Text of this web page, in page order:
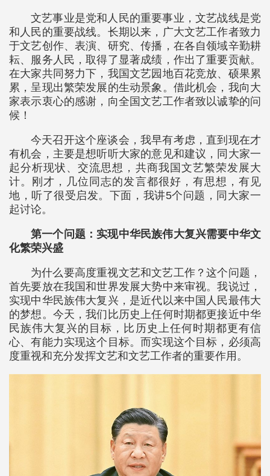
文艺事业是党和人民的重要事业，文艺战线是党
和人民的重要战线。长期以来，广大文艺工作者致力
于文艺创作、表演、研究、传播，在各自领域辛勤耕
耘、服务人民，取得了显著成绩，作出了重要贡献。
在大家共同努力下，我国文艺园地百花竞放、硕果累
累，呈现出繁荣发展的生动景象。借此机会，我向大
家表示衷心的感谢，向全国文艺工作者致以诚挚的问
候！
今天召开这个座谈会，我早有考虑，直到现在才
有机会，主要是想听听大家的意见和建议，同大家一
起分析现状、交流思想，共商我国文艺繁荣发展大
计。刚才，几位同志的发言都很好，有思想，有见
地，听了很受启发。下面，我讲5个问题，同大家一
起讨论。
第一个问题：实现中华民族伟大复兴需要中华文
化繁荣兴盛
为什么要高度重视文艺和文艺工作？这个问题，
首先要放在我国和世界发展大势中来审视。我说过，
实现中华民族伟大复兴，是近代以来中国人民最伟大
的梦想。今天，我们比历史上任何时期都更接近中华
民族伟大复兴的目标，比历史上任何时期都更有信
心、有能力实现这个目标。而实现这个目标，必须高
度重视和充分发挥文艺和文艺工作者的重要作用。